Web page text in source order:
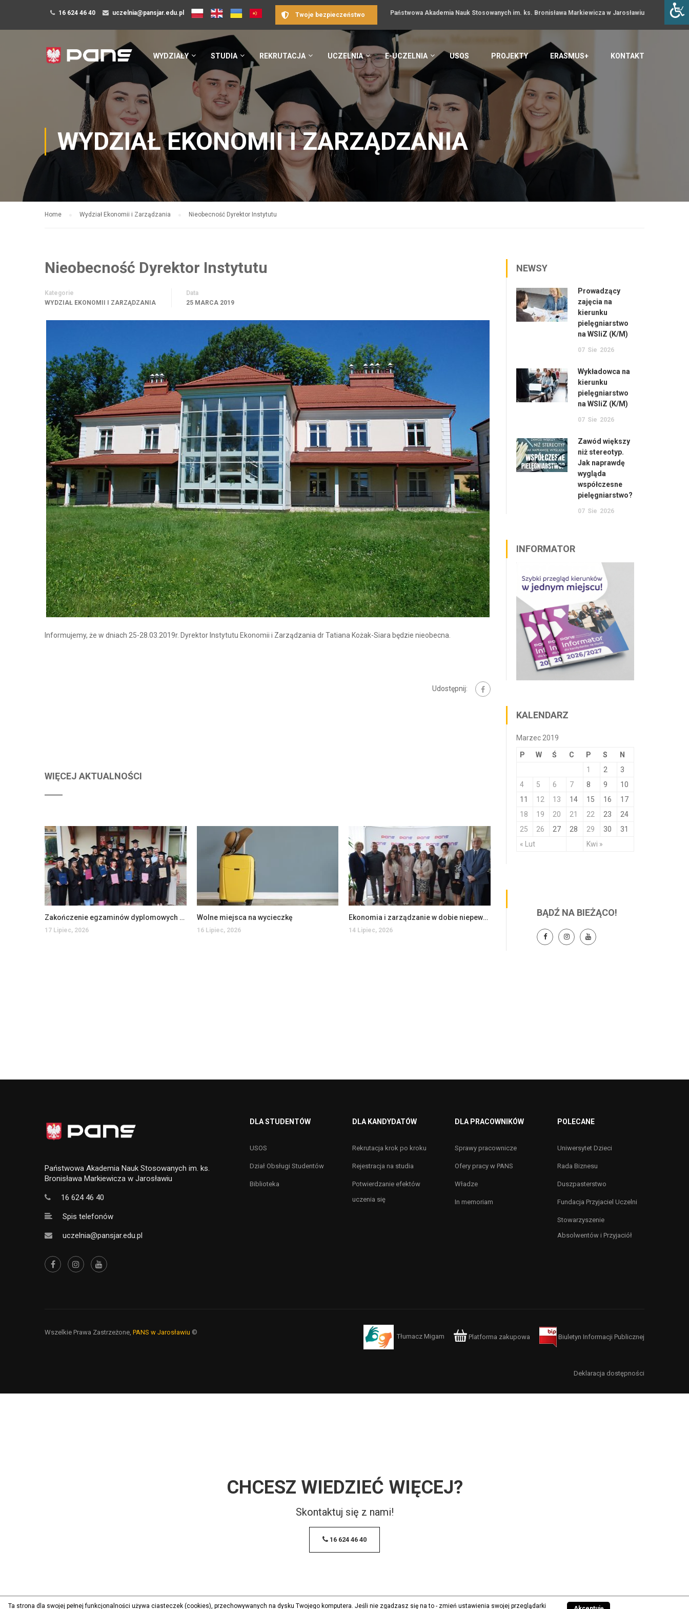
16 624 46 40 uczelnia@pansjar.edu.pl Państwowa Akademia Nauk Stosowanych im. ks. Bronisława Markiewicza w Jarosławiu
Twoje bezpieczeństwo
WYDZIAŁY STUDIA REKRUTACJA UCZELNIA E-UCZELNIA USOS PROJEKTY ERASMUS+ KONTAKT
WYDZIAŁ EKONOMII I ZARZĄDZANIA
Home Wydział Ekonomii i Zarządzania Nieobecność Dyrektor Instytutu
Nieobecność Dyrektor Instytutu
Kategorie
WYDZIAŁ EKONOMII I ZARZĄDZANIA
Data
25 MARCA 2019
Informujemy, że w dniach 25-28.03.2019r. Dyrektor Instytutu Ekonomii i Zarządzania dr Tatiana Kożak-Siara będzie nieobecna.
Udostępnij:
WIĘCEJ AKTUALNOŚCI
Zakończenie egzaminów dyplomowych na Wydziale Ekonomii i Zarządzania
17 Lipiec, 2026
Wolne miejsca na wycieczkę
16 Lipiec, 2026
Ekonomia i zarządzanie w dobie niepewności – konferencja naukowa
14 Lipiec, 2026
NEWSY
Prowadzący
zajęcia na
kierunku
pielęgniarstwo
na WSIiZ (K/M)
07 Sie 2026
Wykładowca na
kierunku
pielęgniarstwo
na WSIiZ (K/M)
07 Sie 2026
Zawód większy
niż stereotyp.
Jak naprawdę
wygląda
współczesne
pielęgniarstwo?
07 Sie 2026
INFORMATOR
KALENDARZ
Marzec 2019
P W Ś C P S N
« Lut Kwi »
1 2
3
4
5 6 7 8 9
10
11
12 13 14 15 16
17
18
19 20 21 22 23
24
25
26 27 28 29 30 31
BĄDŹ NA BIEŻĄCO!
Państwowa Akademia Nauk Stosowanych im. ks.
Bronisława Markiewicza w Jarosławiu
16 624 46 40
Spis telefonów
uczelnia@pansjar.edu.pl
DLA STUDENTÓW
USOS
Dział Obsługi Studentów
Biblioteka
DLA KANDYDATÓW
Rekrutacja krok po kroku
Rejestracja na studia
Potwierdzanie efektów
uczenia się
DLA PRACOWNIKÓW
Sprawy pracownicze
Ofery pracy w PANS
Władze
In memoriam
POLECANE
Uniwersytet Dzieci
Rada Biznesu
Duszpasterstwo
Fundacja Przyjaciel Uczelni
Stowarzyszenie
Absolwentów i Przyjaciół
Wszelkie Prawa Zastrzeżone, PANS w Jarosławiu ©
Tłumacz Migam Platforma zakupowa Biuletyn Informacji Publicznej
Deklaracja dostępności
CHCESZ WIEDZIEĆ WIĘCEJ?
Skontaktuj się z nami!
16 624 46 40
Ta strona dla swojej pełnej funkcjonalności używa ciasteczek (cookies), przechowywanych na dysku Twojego komputera. Jeśli nie zgadzasz się na to - zmień ustawienia swojej przeglądarki